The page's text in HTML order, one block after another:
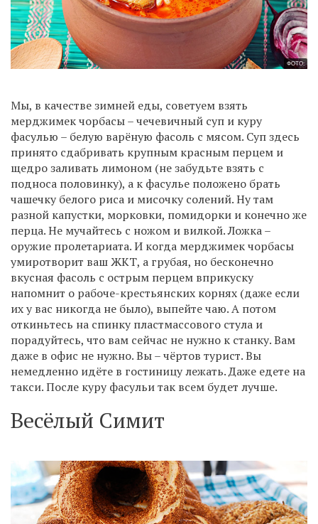
ФОТО:
Мы, в качестве зимней еды, советуем взять
мерджимек чорбасы – чечевичный суп и куру
фасулью – белую варёную фасоль с мясом. Суп здесь
принято сдабривать крупным красным перцем и
щедро заливать лимоном (не забудьте взять с
подноса половинку), а к фасулье положено брать
чашечку белого риса и мисочку солений. Ну там
разной капустки, морковки, помидорки и конечно же
перца. Не мучайтесь с ножом и вилкой. Ложка –
оружие пролетариата. И когда мерджимек чорбасы
умиротворит ваш ЖКТ, а грубая, но бесконечно
вкусная фасоль с острым перцем вприкуску
напомнит о рабоче-крестьянских корнях (даже если
их у вас никогда не было), выпейте чаю. А потом
откиньтесь на спинку пластмассового стула и
порадуйтесь, что вам сейчас не нужно к станку. Вам
даже в офис не нужно. Вы – чёртов турист. Вы
немедленно идёте в гостиницу лежать. Даже едете на
такси. После куру фасульи так всем будет лучше.
Весёлый Симит